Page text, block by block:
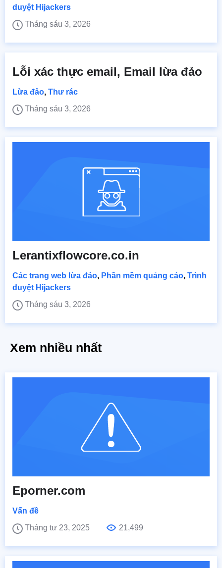
duyệt Hijackers
Tháng sáu 3, 2026
Lỗi xác thực email, Email lừa đảo
Lừa đảo, Thư rác
Tháng sáu 3, 2026
Lerantixflowcore.co.in
Các trang web lừa đảo, Phần mềm quảng cáo, Trình
duyệt Hijackers
Tháng sáu 3, 2026
Xem nhiều nhất
Eporner.com
Vấn đề
Tháng tư 23, 2025
21,499